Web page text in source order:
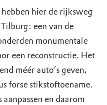
hier de rijksweg
een van de
monumentale
een reconstructie. Het
méér auto’s geven,
forse stikstoftoename.
en daarom